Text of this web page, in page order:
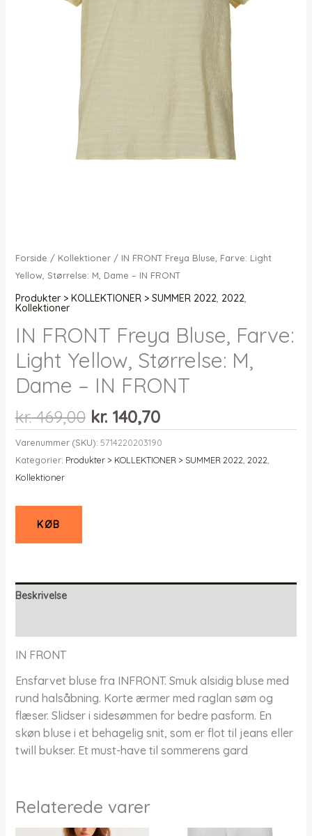
Forside / Kollektioner/ IN FRONT Freya Bluse, Farve: Light
Yellow, Størrelse: M, Dame – IN FRONT
Produkter > KOLLEKTIONER > SUMMER 2022, 2022,
Kollektioner
IN FRONT Freya Bluse, Farve:
Light Yellow, Størrelse: M,
Dame – IN FRONT
kr.469,00 Den
oprindelige
pris
var:
kr.140,70Den
aktuelle
pris
er:
Varenummer (SKU): 5714220203190
Kategorier: Produkter > KOLLEKTIONER > SUMMER 2022 2022
Kollektioner
KØB
Beskrivelse
IN FRONT
Ensfarvet bluse fra INFRONT. Smuk alsidig bluse med
rund halsåbning. Korte ærmer med raglan søm og
flæser. Slidser i sidesømmen for bedre pasform. En
skøn bluse i et behagelig snit, som er flot til jeans eller
twill bukser. Et must-have til sommerens gard
Relaterede varer